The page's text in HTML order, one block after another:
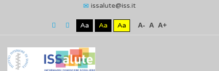
issalute@iss.it
Aa Aa Aa A- A A+